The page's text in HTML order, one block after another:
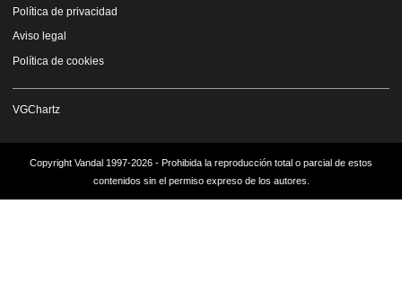
Política de privacidad
Aviso legal
Política de cookies
VGChartz
Copyright Vandal 1997-2026 - Prohibida la reproducción total o parcial de estos
contenidos sin el permiso expreso de los autores.